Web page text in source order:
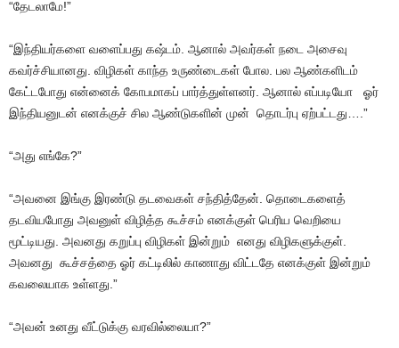
“தேடலாமே!”
“இந்தியர்களை வளைப்பது கஷ்டம். ஆனால் அவர்கள் நடை அசைவு
கவர்ச்சியானது. விழிகள் காந்த உருண்டைகள் போல. பல ஆண்களிடம்
கேட்டபோது என்னைக் கோபமாகப் பார்த்துள்ளனர். ஆனால் எப்படியோ ஓர்
இந்தியனுடன் எனக்குச் சில ஆண்டுகளின் முன் தொடர்பு ஏற்பட்டது….”
“அது எங்கே?”
“அவனை இங்கு இரண்டு தடவைகள் சந்தித்தேன். தொடைகளைத்
தடவியபோது அவனுள் விழித்த கூச்சம் எனக்குள் பெரிய வெறியை
மூட்டியது. அவனது கறுப்பு விழிகள் இன்றும் எனது விழிகளுக்குள்.
அவனது கூச்சத்தை ஓர் கட்டிலில் காணாது விட்டதே எனக்குள் இன்றும்
கவலையாக உள்ளது.”
“அவன் உனது வீட்டுக்கு வரவில்லையா?”